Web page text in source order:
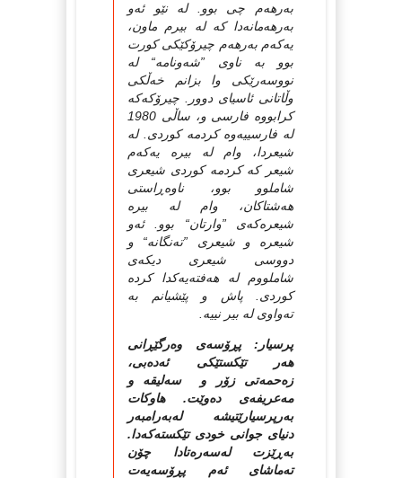
به‌رهه‌م چی بوو. له‌ نێو ئه‌و
به‌رهه‌مانه‌دا که‌ له‌ بیرم ماون،
یه‌که‌م به‌رهه‌م چیرۆکێکی کورت
بوو به‌ ناوی ”شه‌ونامه‌“ له‌
نووسه‌رێکی وا بزانم خه‌ڵکی
وڵاتانی ئاسیای دوور. چیرۆکه‌که‌
کرابووه‌ فارسی و، ساڵی 1980
له‌ فارسییه‌وه‌ کردمه‌ کوردی. له‌
شیعردا، وام له‌ بیره‌ یه‌که‌م
شیعر که‌ کردمه‌ کوردی شیعری
شاملوو بوو، ناوه‌ڕاستی
هه‌شتاکان، وام له‌ بیره‌
شیعره‌که‌ی ”وارتان“ بوو. ئه‌و
شیعره‌ و شیعری ”ته‌نگانه‌“ و
دووسی شیعری دیکه‌ی
شاملووم له‌ هه‌فته‌یه‌کدا کرده‌
کوردی. پاش و پێشیانم به‌
ته‌واوی له‌ بیر نییه‌.
پرسیار: پڕۆسەی وەرگێڕانی
هەر تێکستێکی ئەدەبی،
زەحمەتی زۆر و سەلیقە و
مەعریفەی دەوێت. هاوکات
بەرپرسیارێتیشە لەبەرامبەر
دنیای جوانی خودی تێکستەکەدا.
بەڕێزت لەسەرەتادا چۆن
تەماشای ئەم پڕۆسەیەت